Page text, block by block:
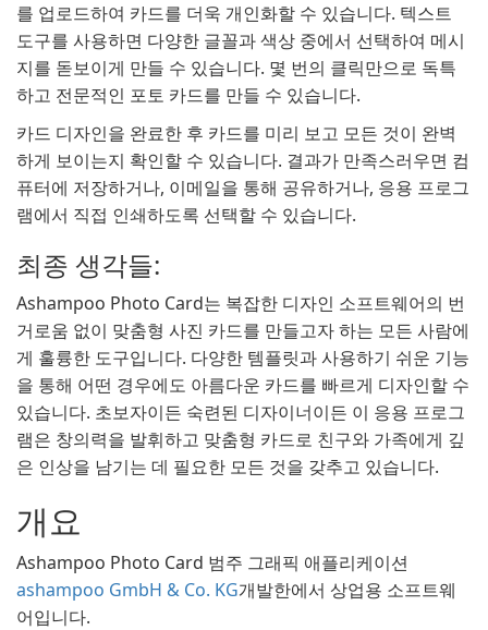
를 업로드하여 카드를 더욱 개인화할 수 있습니다. 텍스트
도구를 사용하면 다양한 글꼴과 색상 중에서 선택하여 메시
지를 돋보이게 만들 수 있습니다. 몇 번의 클릭만으로 독특
하고 전문적인 포토 카드를 만들 수 있습니다.
카드 디자인을 완료한 후 카드를 미리 보고 모든 것이 완벽
하게 보이는지 확인할 수 있습니다. 결과가 만족스러우면 컴
퓨터에 저장하거나, 이메일을 통해 공유하거나, 응용 프로그
램에서 직접 인쇄하도록 선택할 수 있습니다.
최종 생각들:
Ashampoo Photo Card는 복잡한 디자인 소프트웨어의 번
거로움 없이 맞춤형 사진 카드를 만들고자 하는 모든 사람에
게 훌륭한 도구입니다. 다양한 템플릿과 사용하기 쉬운 기능
을 통해 어떤 경우에도 아름다운 카드를 빠르게 디자인할 수
있습니다. 초보자이든 숙련된 디자이너이든 이 응용 프로그
램은 창의력을 발휘하고 맞춤형 카드로 친구와 가족에게 깊
은 인상을 남기는 데 필요한 모든 것을 갖추고 있습니다.
개요
Ashampoo Photo Card 범주 그래픽 애플리케이션
ashampoo GmbH & Co. KG개발한에서 상업용 소프트웨
어입니다.